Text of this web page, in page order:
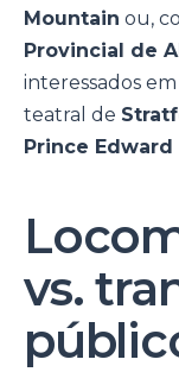
Mountain ou,
Provincial de
interessados
teatral de
Prince
vs.